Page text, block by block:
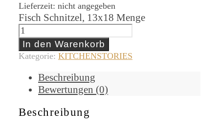
Lieferzeit: nicht angegeben
Fisch Schnitzel, 13x18 Menge
In den Warenkorb
Kategorie: KITCHENSTORIES
Beschreibung
Bewertungen (0)
Beschreibung